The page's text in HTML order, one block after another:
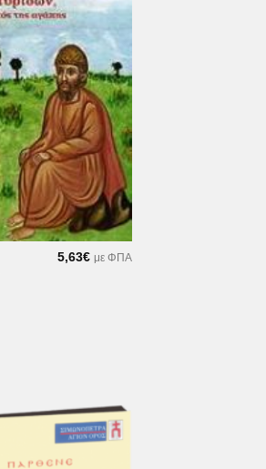
στη Λίστα
Επιθυμιών
5,63€ με ΦΠΑ
Προσθήκη
στη Λίστα
Επιθυμιών